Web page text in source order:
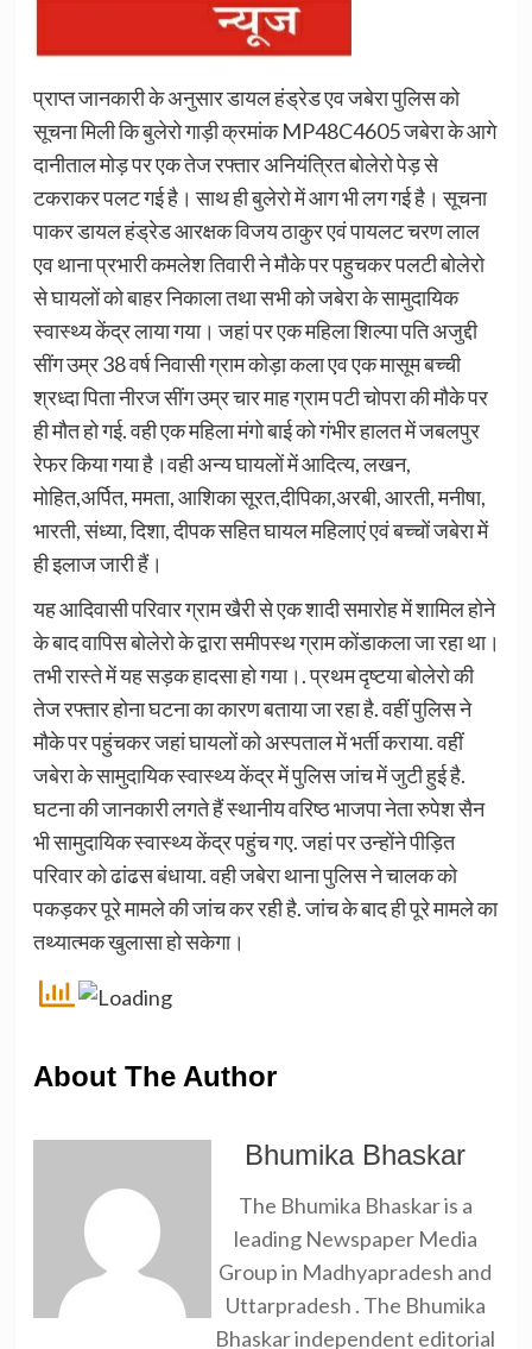
प्राप्त जानकारी के अनुसार डायल हंड्रेड एव जबेरा पुलिस को
सूचना मिली कि बुलेरो गाड़ी क्रमांक MP48C4605 जबेरा के आगे
दानीताल मोड़ पर एक तेज रफ्तार अनियंत्रित बोलेरो पेड़ से
टकराकर पलट गई है। साथ ही बुलेरो में आग भी लग गई है। सूचना
पाकर डायल हंड्रेड आरक्षक विजय ठाकुर एवं पायलट चरण लाल
एव थाना प्रभारी कमलेश तिवारी ने मौके पर पहुचकर पलटी बोलेरो
से घायलों को बाहर निकाला तथा सभी को जबेरा के सामुदायिक
स्वास्थ्य केंद्र लाया गया। जहां पर एक महिला शिल्पा पति अजुद्दी
सींग उम्र 38 वर्ष निवासी ग्राम कोड़ा कला एव एक मासूम बच्ची
श्रध्दा पिता नीरज सींग उम्र चार माह ग्राम पटी चोपरा की मौके पर
ही मौत हो गई. वही एक महिला मंगो बाई को गंभीर हालत में जबलपुर
रेफर किया गया है।वही अन्य घायलों में आदित्य, लखन,
मोहित,अर्पित, ममता, आशिका सूरत,दीपिका,अरबी, आरती, मनीषा,
भारती, संध्या, दिशा, दीपक सहित घायल महिलाएं एवं बच्चों जबेरा में
ही इलाज जारी हैं।
यह आदिवासी परिवार ग्राम खैरी से एक शादी समारोह में शामिल होने
के बाद वापिस बोलेरो के द्वारा समीपस्थ ग्राम कोंडाकला जा रहा था।
तभी रास्ते में यह सड़क हादसा हो गया।. प्रथम दृष्टया बोलेरो की
तेज रफ्तार होना घटना का कारण बताया जा रहा है. वहीं पुलिस ने
मौके पर पहुंचकर जहां घायलों को अस्पताल में भर्ती कराया. वहीं
जबेरा के सामुदायिक स्वास्थ्य केंद्र में पुलिस जांच में जुटी हुई है.
घटना की जानकारी लगते हैं स्थानीय वरिष्ठ भाजपा नेता रुपेश सैन
भी सामुदायिक स्वास्थ्य केंद्र पहुंच गए. जहां पर उन्होंने पीड़ित
परिवार को ढांढस बंधाया. वही जबेरा थाना पुलिस ने चालक को
पकड़कर पूरे मामले की जांच कर रही है. जांच के बाद ही पूरे मामले का
तथ्यात्मक खुलासा हो सकेगा।
About The Author
Bhumika Bhaskar
The Bhumika Bhaskar is a
leading Newspaper Media
Group in Madhyapradesh and
Uttarpradesh . The Bhumika
Bhaskar independent editorial